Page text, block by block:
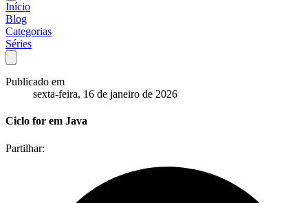
Início
Blog
Categorias
Séries
Publicado em
sexta-feira, 16 de janeiro de 2026
Ciclo for em Java
Partilhar: